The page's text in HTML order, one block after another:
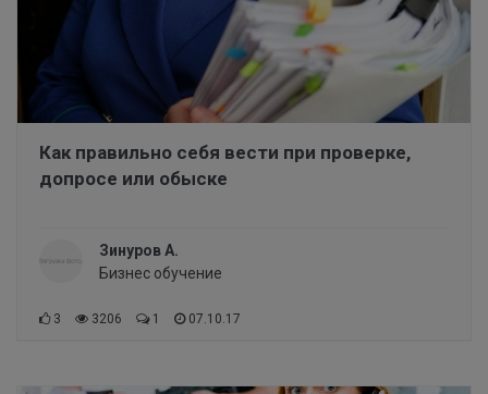
Как правильно себя вести при проверке,
допросе или обыске
Зинуров А.
Бизнес обучение
3 3206 1 07.10.17